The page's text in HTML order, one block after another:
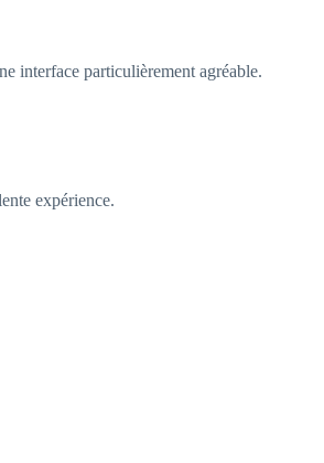
interface particulièrement agréable.
expérience.